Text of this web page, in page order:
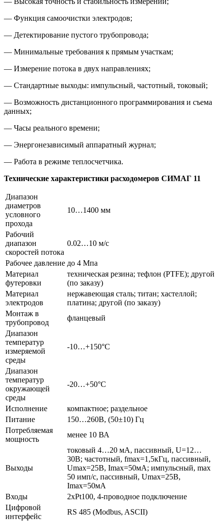
— Функция самоочистки электродов;
— Детектирование пустого трубопровода;
— Минимальные требования к прямым участкам;
— Измерение потока в двух направлениях;
— Стандартные выходы: импульсный, частотный, токовый;
— Возможность дистанционного программирования и съема
данных;
— Часы реального времени;
— Энергонезависимый аппаратный журнал;
— Работа в режиме теплосчетчика.
Технические характеристики расходомеров СИМАГ 11
Диапазон
диаметров
условного
прохода
10…1400 мм
Рабочий
диапазон
скоростей потока
0.02…10 м/с
Рабочее давление до 4 Мпа
Материал
футеровки
техническая резина; тефлон (PTFE); другой
(по заказу)
Материал
электродов
нержавеющая сталь; титан; хастеллой;
платина; другой (по заказу)
Монтаж в
трубопровод
фланцевый
Диапазон
температур
измеряемой
среды
-10…+150°С
Диапазон
температур
окружающей
среды
-20…+50°С
Исполнение
компактное; раздельное
Питание
150…260В, (50±10) Гц
Потребляемая
мощность
менее 10 ВА
Выходы
токовый 4…20 мA, пассивный, U=12…
30В; частотный, fmax=1,5кГц, пассивный,
Umax=25В, Imax=50мA; импульсный, max
50 имп/с, пассивный, Umax=25В,
Imax=50мA
Входы
2xPt100, 4-проводное подключение
Цифровой
интерфейс
RS 485 (Modbus, ASCII)